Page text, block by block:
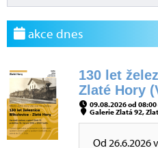
akce dnes
130 let
Zlaté Hory
09.08.2026 od
Galerie Zlatá 92,
Od 26.6.2026